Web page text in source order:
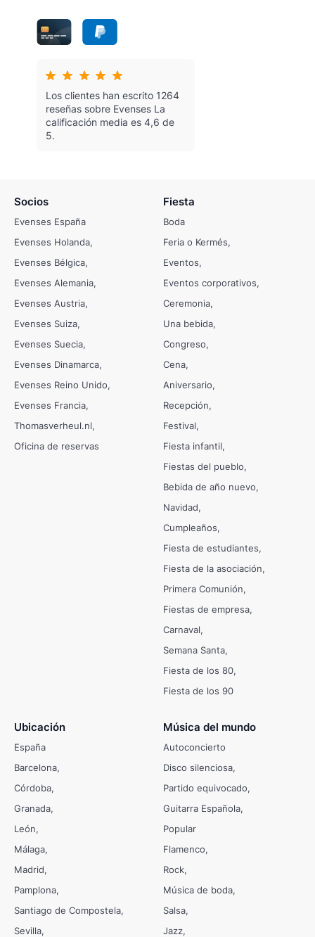
Los clientes han escrito 1264
reseñas sobre Evenses La
calificación media es 4,6 de
5.
Socios
Evenses España
Evenses Holanda
Evenses Bélgica
Evenses Alemania
Evenses Austria
Evenses Suiza
Evenses Suecia
Evenses Dinamarca
Evenses Reino Unido
Evenses Francia
Thomasverheul.nl
Oficina de reservas
Fiesta
Boda
Feria o Kermés
Eventos
Eventos corporativos
Ceremonia
Una bebida
Congreso
Cena
Aniversario
Recepción
Festival
Fiesta infantil
Fiestas del pueblo
Bebida de año nuevo
Navidad
Cumpleaños
Fiesta de estudiantes
Fiesta de la asociación
Primera Comunión
Fiestas de empresa
Carnaval
Semana Santa
Fiesta de los 80
Fiesta de los 90
Ubicación
España
Barcelona
Córdoba
Granada
León
Málaga
Madrid
Pamplona
Santiago de Compostela
Sevilla
Música del mundo
Autoconcierto
Disco silenciosa
Partido equivocado
Guitarra Española
Popular
Flamenco
Rock
Música de boda
Salsa
Jazz